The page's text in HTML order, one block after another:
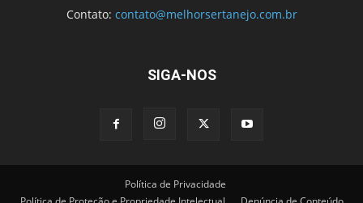
Contato: contato@melhorsertanejo.com.br
SIGA-NOS
Política de Privacidade